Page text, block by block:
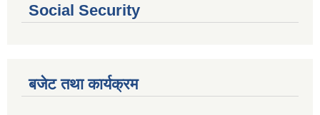
Social Security
बजेट तथा कार्यक्रम